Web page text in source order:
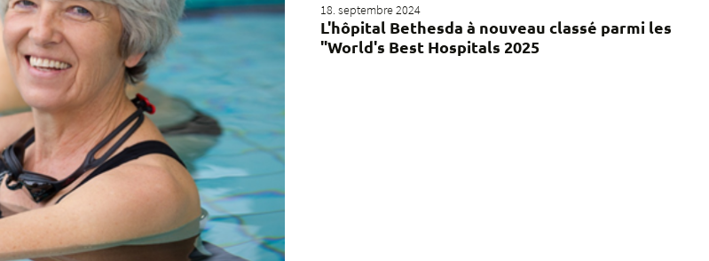
18. septembre 2024
L'hôpital Bethesda à nouveau classé parmi les
"World's Best Hospitals 2025